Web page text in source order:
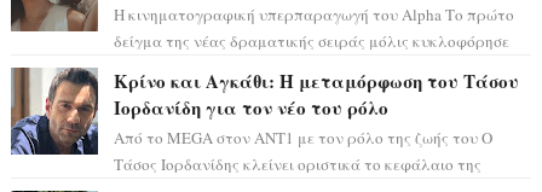
Η κινηματογραφική υπερπαραγωγή του Alpha Το πρώτο
δείγμα της νέας δραματικής σειράς μόλις κυκλοφόρησε
Κρίνο και Αγκάθι: Η μεταμόρφωση του Τάσου
Ιορδανίδη για τον νέο του ρόλο
Από το MEGA στον ΑΝΤ1 με τον ρόλο της ζωής του Ο
Τάσος Ιορδανίδης κλείνει οριστικά το κεφάλαιο της